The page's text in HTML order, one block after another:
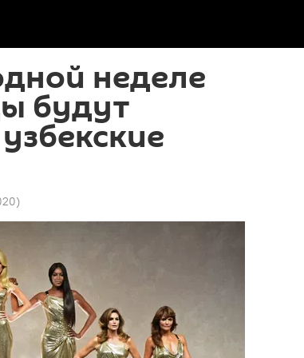
неделе
будут
)